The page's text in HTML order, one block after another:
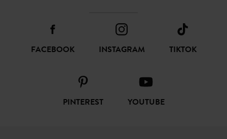
FACEBOOK INSTAGRAM TIKTOK
PINTEREST YOUTUBE